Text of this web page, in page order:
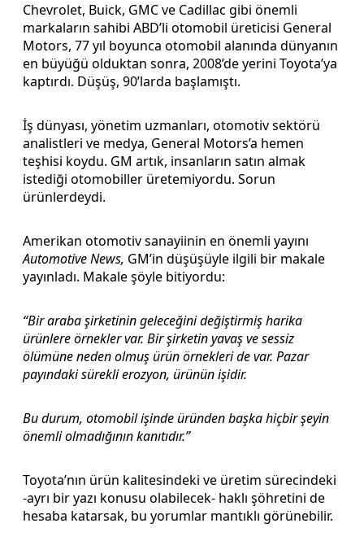
Chevrolet, Buick, GMC ve Cadillac gibi önemli
markaların sahibi ABD’li otomobil üreticisi General
Motors, 77 yıl boyunca otomobil alanında dünyanın
en büyüğü olduktan sonra, 2008’de yerini Toyota’ya
kaptırdı. Düşüş, 90’larda başlamıştı.
İş dünyası, yönetim uzmanları, otomotiv sektörü
analistleri ve medya, General Motors’a hemen
teşhisi koydu. GM artık, insanların satın almak
istediği otomobiller üretemiyordu. Sorun
ürünlerdeydi.
Amerikan otomotiv sanayiinin en önemli yayını
Automotive News, GM’in düşüşüyle ilgili bir makale
yayınladı. Makale şöyle bitiyordu:
“Bir araba şirketinin geleceğini değiştirmiş harika
ürünlere örnekler var. Bir şirketin yavaş ve sessiz
ölümüne neden olmuş ürün örnekleri de var. Pazar
payındaki sürekli erozyon, ürünün işidir.
Bu durum, otomobil işinde üründen başka hiçbir şeyin
önemli olmadığının kanıtıdır.”
Toyota’nın ürün kalitesindeki ve üretim sürecindeki
-ayrı bir yazı konusu olabilecek- haklı şöhretini de
hesaba katarsak, bu yorumlar mantıklı görünebilir.